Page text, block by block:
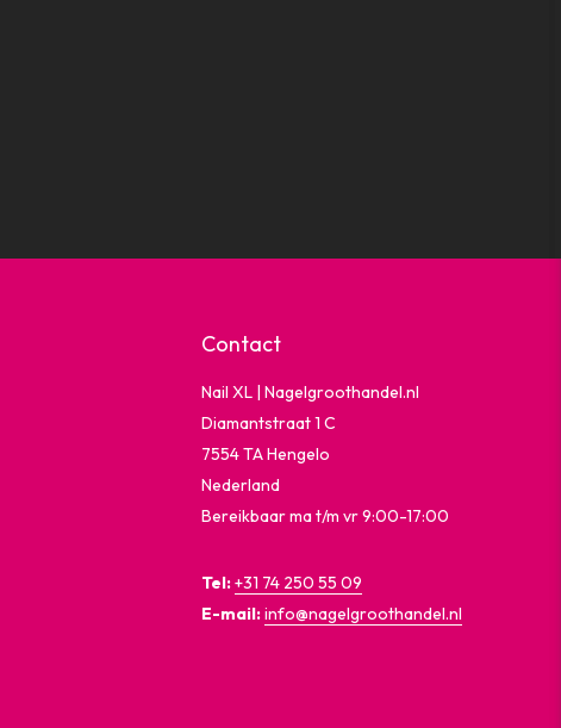
Contact
Nail XL | Nagelgroothandel.nl
Diamantstraat 1 C
7554 TA Hengelo
Nederland
Bereikbaar ma t/m vr 9:00-17:00
Tel:+31 74 250 55 09
E-mail:info@nagelgroothandel.nl